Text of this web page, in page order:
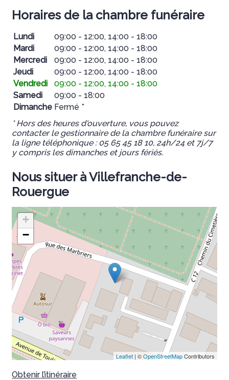
Horaires de la chambre funéraire
Lundi
09:00 - 12:00, 14:00 - 18:00
Mardi
09:00 - 12:00, 14:00 - 18:00
Mercredi
09:00 - 12:00, 14:00 - 18:00
Jeudi
09:00 - 12:00, 14:00 - 18:00
Vendredi
09:00 - 12:00, 14:00 - 18:00
Samedi
09:00 - 18:00
Dimanche Fermé *
* Hors des heures d'ouverture, vous pouvez
contacter le gestionnaire de la chambre funéraire sur
la ligne téléphonique : 05 65 45 18 10, 24h/24 et 7j/7
y compris les dimanches et jours fériés.
Nous situer à Villefranche-de-
Rouergue
+
−
Leaflet| ©OpenStreetMapContributors
Obtenir l’itinéraire